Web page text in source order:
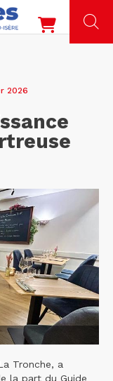
2026
Tronche, a
la part du Guide